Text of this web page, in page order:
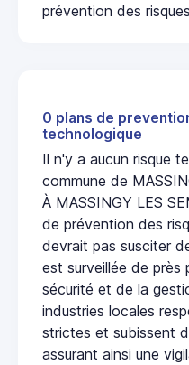
prévention des
0 plans de
technologique
Il n'y a aucun risque
commune de
À MASSINGY LES
de prévention des
devrait pas susciter
est surveillée de près
sécurité et de la
industries locales
strictes et subissent
assurant ainsi une